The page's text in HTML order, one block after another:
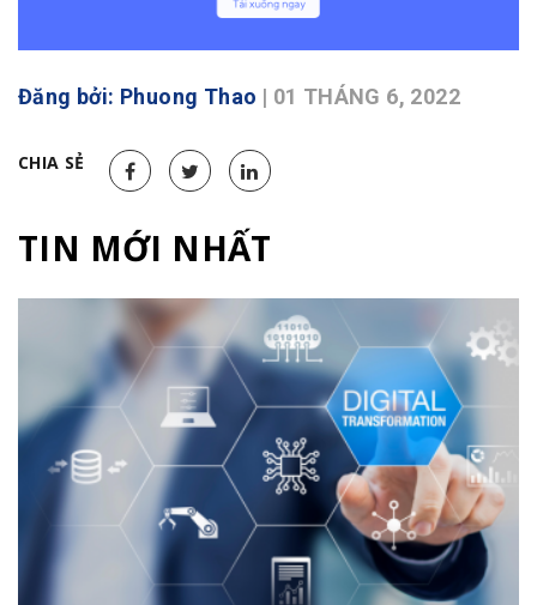
Đăng bởi: Phuong Thao | 01 THÁNG 6, 2022
CHIA SẺ
TIN MỚI NHẤT